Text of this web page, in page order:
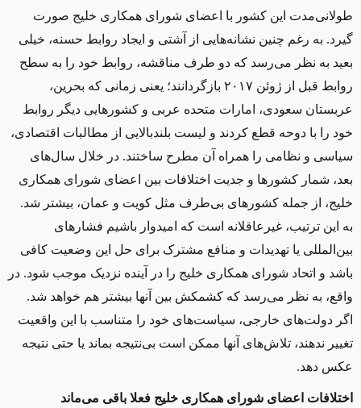
طولانی‌مدت این كشور با اعضای شورای همکاری خلیج صورت
گیرد. به رغم چنین نشانه‌هایی از آشتی و ایجاد روابط حسنه، خیلی
بعید به نظر می‌رسد که دو طرف مناقشه، روابط خود را به سطح
روابط قبل از ژوئن ۲۰۱۷ بازگردانند؛ یعنی زمانی که بحرین،
عربستان سعودی، امارات متحده عربی و کشورهایی دیگر روابط
خود را با دوحه قطع کردند و لیست بلندبالایی از مطالبات اقتصادی،
سیاسی و نظامی را همراه آن مطرح ساختند. در خلال سال‌های
بعد، شمار کشورها و جدیت اختلافات بین اعضای شورای همکاری
خلیج، از جمله کشورهای بی‌طرف مثل کویت و عمان، بیشتر شد.
به این ترتیب، غیرعاقلانه است که امیدوار باشیم فشارهای
بین‌المللی یا تهدیدات و منافع مشترک برای حل این وضعیت کافی
باشد و اتحاد شورای همکاری خلیج را در آینده نزدیک موجب شود. در
واقع، به نظر می‌رسد که کشمکش بین آنها بیشتر هم خواهد شد.
اگر دولت‌های خارجی، سیاست‌های خود را متناسب با این واقعیت
تغییر ندهند، تلاش‌های آنها ممکن است بی‌نتیجه بماند یا حتی نتیجه
عکس دهد.
اختلافات اعضای شورای همکاری خلیج فعلا باقی می‌ماند